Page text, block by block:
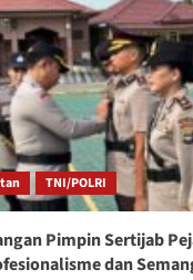
TNI/POLRI
Pimpin Sertijab
dan